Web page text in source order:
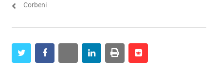
Corbeni
twitterfacebookwhatsapplinkedinprint reddit
reddit